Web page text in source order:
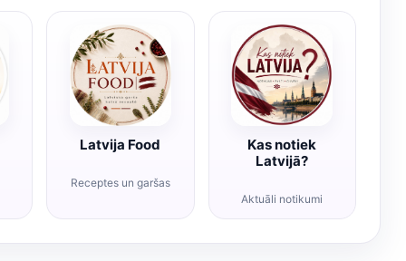
Latvija Food
Receptes un garšas
Kas notiek
Latvijā?
Aktuāli notikumi